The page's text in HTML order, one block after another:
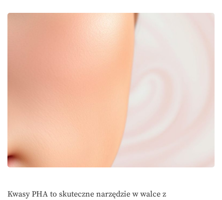
Kwasy PHA to skuteczne narzędzie w walce z